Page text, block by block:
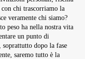
chi trascorriamo la
veramente chi siamo?
peso ha nella nostra vita
un punto di
soprattutto dopo la fase
saremo tutto è la